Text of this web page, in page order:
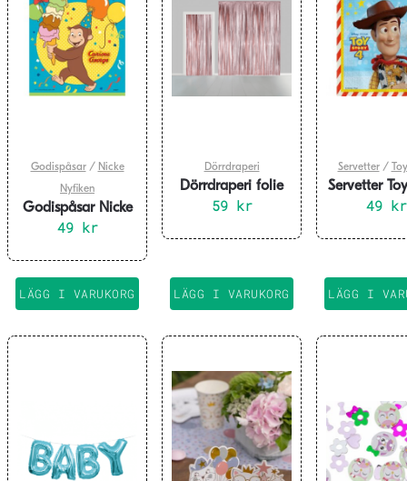
Godispåsar/ Nicke
Nyfiken
Godispåsar Nicke
Nyfiken 8-pack
49 kr
LÄGG I VARUKORG
Dörrdraperi
Dörrdraperi folie
roséguld 240 x 100
59 kr
LÄGG I VARUKORG
Servetter/
Servetter
20-
49 kr
LÄGG I